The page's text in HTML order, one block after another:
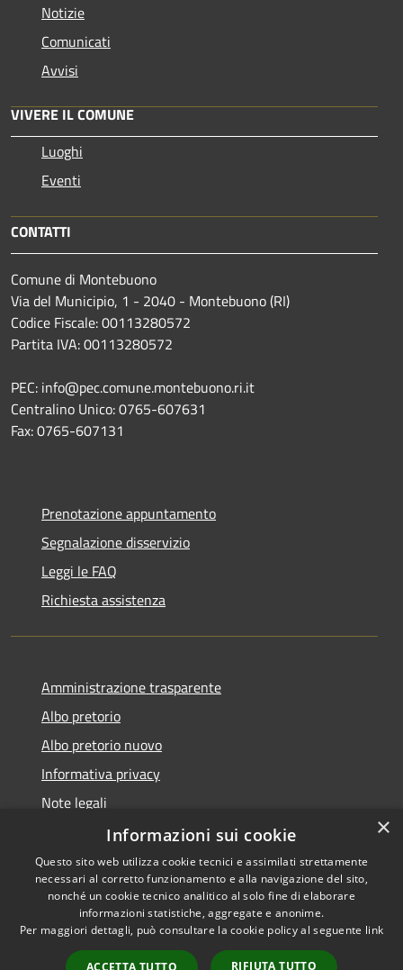
Notizie
Comunicati
Avvisi
VIVERE IL COMUNE
Luoghi
Eventi
CONTATTI
Comune di Montebuono
Via del Municipio, 1 - 2040 - Montebuono (RI)
Codice Fiscale: 00113280572
Partita IVA: 00113280572
PEC: info@pec.comune.montebuono.ri.it
Centralino Unico: 0765-607631
Fax: 0765-607131
Prenotazione appuntamento
Segnalazione disservizio
Leggi le FAQ
Richiesta assistenza
Amministrazione trasparente
Albo pretorio
Albo pretorio nuovo
Informativa privacy
Note legali
Dichiarazione di accessibilità
RSS
Accessibilità
Copyright © 2026 • Comune di
Montebuono • Powered by
Municipium• Accesso
×
Informazioni sui cookie
Questo sito web utilizza cookie tecnici e assimilati strettamente
necessari al corretto funzionamento e alla navigazione del sito,
nonché un cookie tecnico analitico al solo fine di elaborare
informazioni statistiche, aggregate e anonime.
Per maggiori dettagli, può consultare la cookie policy al seguente link
ACCETTA TUTTO RIFIUTA TUTTO